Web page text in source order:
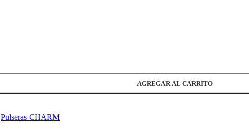
AGREGAR AL CARRITO
Pulseras CHARM